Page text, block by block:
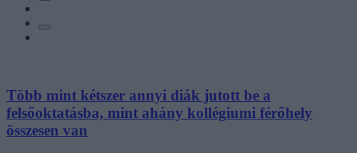
Több mint kétszer annyi diák jutott be a
felsőoktatásba, mint ahány kollégiumi férőhely
összesen van